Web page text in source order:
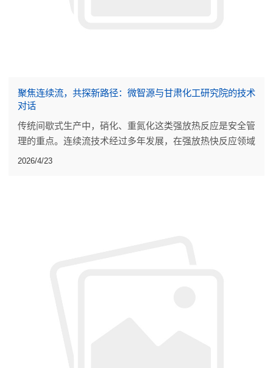
聚焦连续流，共探新路径：微智源与甘肃化工研究院的技术
对话
传统间歇式生产中，硝化、重氮化这类强放热反应是安全管
理的重点。连续流技术经过多年发展，在强放热快反应领域
已有一些工业规模应用。
2026/4/23